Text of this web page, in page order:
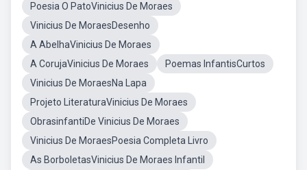
Poesia O PatoVinicius De Moraes
Vinicius De MoraesDesenho
A AbelhaVinicius De Moraes
A CorujaVinicius De Moraes
Poemas InfantisCurtos
Vinicius De MoraesNa Lapa
Projeto LiteraturaVinicius De Moraes
ObrasinfantiDe Vinicius De Moraes
Vinicius De MoraesPoesia Completa Livro
As BorboletasVinicius De Moraes Infantil